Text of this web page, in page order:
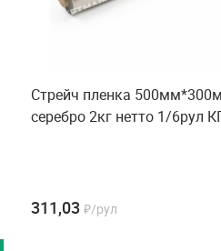
Стрейч пленка
серебро 2кг нетто 1/6рул
311,03 ₽/рул